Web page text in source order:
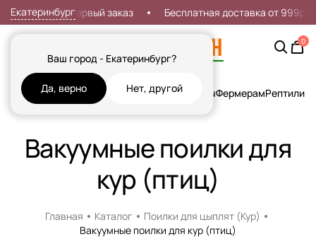
Екатеринбург
Ваш город - Екатеринбург?
Да, верно Нет, другой
Скидка 7% на первый заказ Бесплатная доставка от 999р
0
Кошки СобакиРыбы Грызуны и Хорьки ПтицыФермерамРептилии
Вакуумные поилки для
кур (птиц)
Главная Каталог
Поилки для цыплят (Кур)
Вакуумные поилки для кур (птиц)